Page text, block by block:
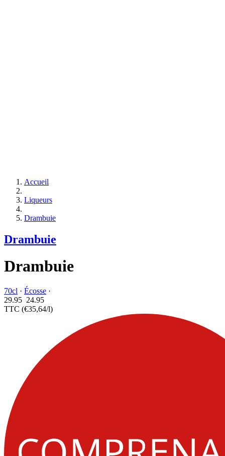
Accueil
Liqueurs
Drambuie
Drambuie
Drambuie
70cl · Écosse ·
29.95 24.95
TTC (€35,64/l)